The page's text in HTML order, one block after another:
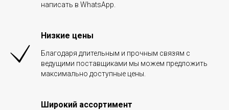
написать в WhatsApp.
Низкие цены
Благодаря длительным и прочным связям с
ведущими поставщиками мы можем предложить
максимально доступные цены.
Широкий ассортимент